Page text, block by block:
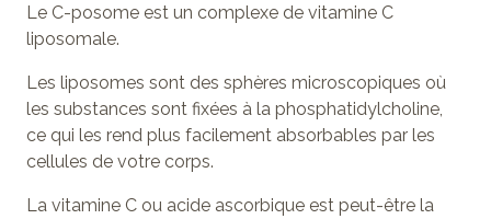
Le C-posome est un complexe de vitamine C
liposomale.
Les liposomes sont des sphères microscopiques où
les substances sont fixées à la phosphatidylcholine,
ce qui les rend plus facilement absorbables par les
cellules de votre corps.
La vitamine C ou acide ascorbique est peut-être la